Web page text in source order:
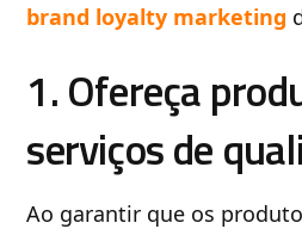
brand loyalty marketing
1. Ofereça
serviços de
Ao garantir que os